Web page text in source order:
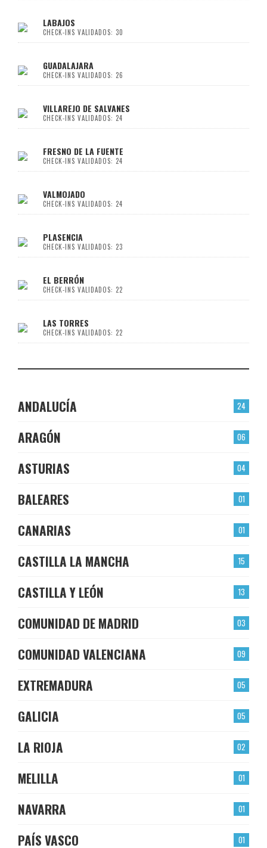
LABAJOS
CHECK-INS VALIDADOS: 30
GUADALAJARA
CHECK-INS VALIDADOS: 26
VILLAREJO DE SALVANES
CHECK-INS VALIDADOS: 24
FRESNO DE LA FUENTE
CHECK-INS VALIDADOS: 24
VALMOJADO
CHECK-INS VALIDADOS: 24
PLASENCIA
CHECK-INS VALIDADOS: 23
EL BERRÓN
CHECK-INS VALIDADOS: 22
LAS TORRES
CHECK-INS VALIDADOS: 22
24
ANDALUCÍA
06
ARAGÓN
04
ASTURIAS
01
BALEARES
01
CANARIAS
15
CASTILLA LA MANCHA
13
CASTILLA Y LEÓN
03
COMUNIDAD DE MADRID
09
COMUNIDAD VALENCIANA
05
EXTREMADURA
05
GALICIA
02
LA RIOJA
01
MELILLA
01
NAVARRA
01
PAÍS VASCO